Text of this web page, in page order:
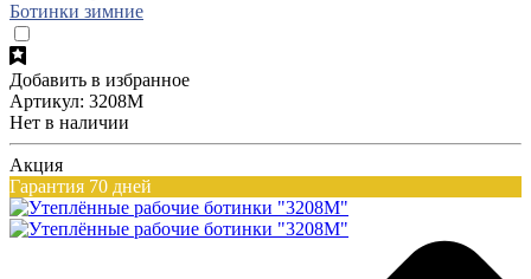
Ботинки зимние
Добавить в избранное
Артикул: 3208М
Нет в наличии
Акция
Гарантия 70 дней